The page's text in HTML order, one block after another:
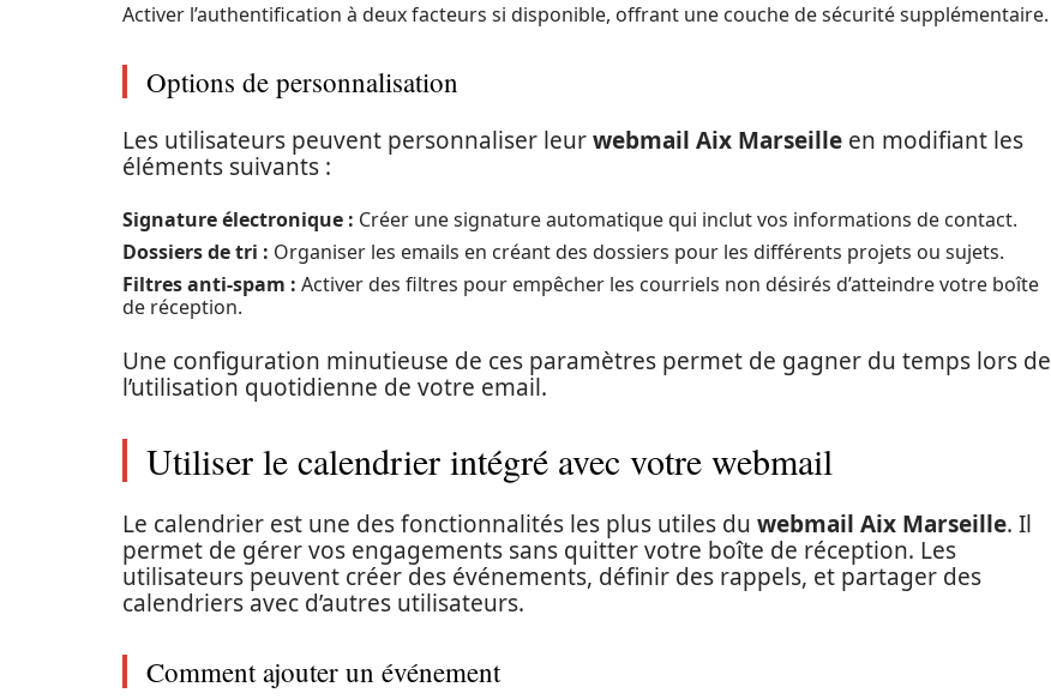
Activer l’authentification à deux facteurs si disponible, offrant une couche de sécurité supplémentaire.
Options de personnalisation
Les utilisateurs peuvent personnaliser leurwebmail Aix Marseille en modifiant les
éléments suivants :
Signature électronique : Créer une signature automatique qui inclut vos informations de contact.
Dossiers de tri : Organiser les emails en créant des dossiers pour les différents projets ou sujets.
Filtres anti-spam : Activer des filtres pour empêcher les courriels non désirés d’atteindre votre boîte
de réception.
Une configuration minutieuse de ces paramètres permet de gagner du temps lors de
l’utilisation quotidienne de votre email.
Utiliser le calendrier intégré avec votre webmail
Le calendrier est une des fonctionnalités les plus utiles du webmail Aix Marseille. Il
permet de gérer vos engagements sans quitter votre boîte de réception. Les
utilisateurs peuvent créer des événements, définir des rappels, et partager des
calendriers avec d’autres utilisateurs.
Comment ajouter un événement